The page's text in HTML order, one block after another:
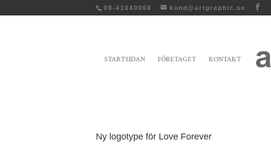
08-41040068 kund@artgraphic.se
STARTSIDAN FÖRETAGET KONTAKT
Ny logotype för Love Forever